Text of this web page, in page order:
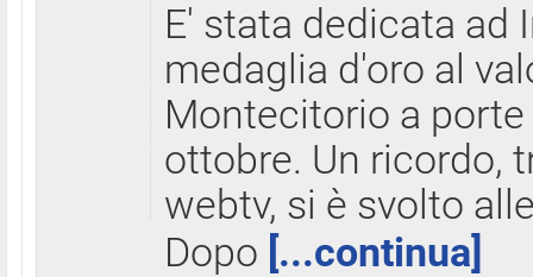
E' stata dedicata ad
medaglia d'oro al
Montecitorio a
ottobre. Un ricordo,
webtv, si è svolto
Dopo [...continua]